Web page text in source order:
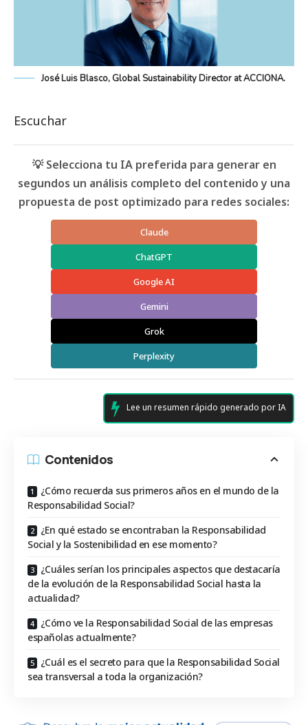
José Luis Blasco, Global Sustainability Director at ACCIONA.
Escuchar
💡 Selecciona tu IA preferida para generar en
segundos un análisis completo del contenido y una
propuesta de post optimizado para redes sociales:
Claude
ChatGPT
Google AI
Gemini
Grok
Perplexity
Lee un resumen rápido generado por IA
Contenidos
¿Cómo recuerda sus primeros años en el mundo de la
Responsabilidad Social?
¿En qué estado se encontraban la Responsabilidad
Social y la Sostenibilidad en ese momento?
¿Cuáles serían los principales aspectos que destacaría
de la evolución de la Responsabilidad Social hasta la
actualidad?
¿Cómo ve la Responsabilidad Social de las empresas
españolas actualmente?
¿Cuál es el secreto para que la Responsabilidad Social
sea transversal a toda la organización?